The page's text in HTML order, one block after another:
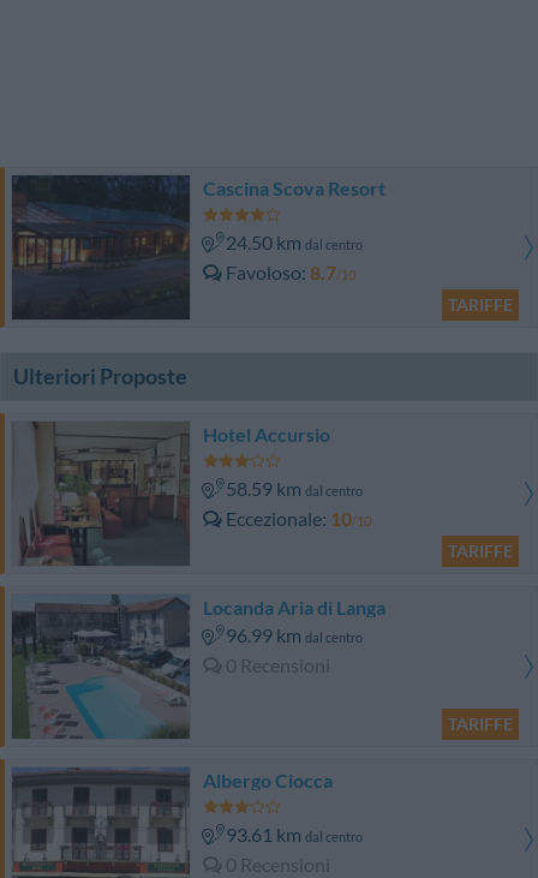
Cascina Scova Resort
24.50 km dal centro
Favoloso 8.7/10
TARIFFE
Ulteriori Proposte
Hotel Accursio
58.59 km dal centro
Eccezionale 10/10
TARIFFE
Locanda Aria di Langa
96.99 km dal centro
0 Recensioni
TARIFFE
Albergo Ciocca
93.61 km dal centro
0 Recensioni